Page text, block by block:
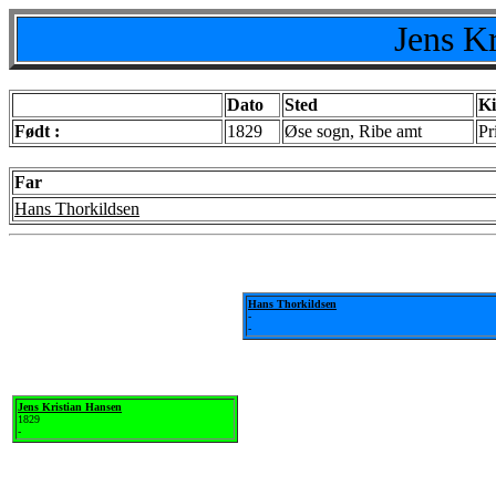
Jens
Dato Sted
Født :
1829 Øse sogn, Ribe amt
Far
Hans Thorkildsen
Jens Kristian Hansen
1829
-
Hans Thorkildsen
-
-